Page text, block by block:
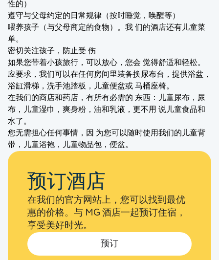
性的）
遵守与父母约定的日常规律（按时睡觉，唤醒等）
喂养孩子（与父母商定的食物）。我 们的酒店还有儿童菜
单。
密切关注孩子，防止受 伤
如果您带着小孩旅行，可以放心，您会 觉得舒适和轻松。
应要求，我们可以在任何房间里装备换尿布台，提供浴盆，
浴缸滑梯，洗手池踏板，儿童便盆或 马桶座椅。
在我们的商店和药店，有所有必需的 东西：儿童尿布，尿
布，儿童湿巾，爽身粉，油和乳液，更不用 说儿童食品和
水了。
您无需担心任何事情，因 为您可以随时使用我们的儿童背
带，儿童浴袍，儿童物品包，便盆。
预订酒店
在我们的官方网站上，您可以找到最优
惠的价格。与 MG 酒店一起预订住宿，
享受美好时光。
预订